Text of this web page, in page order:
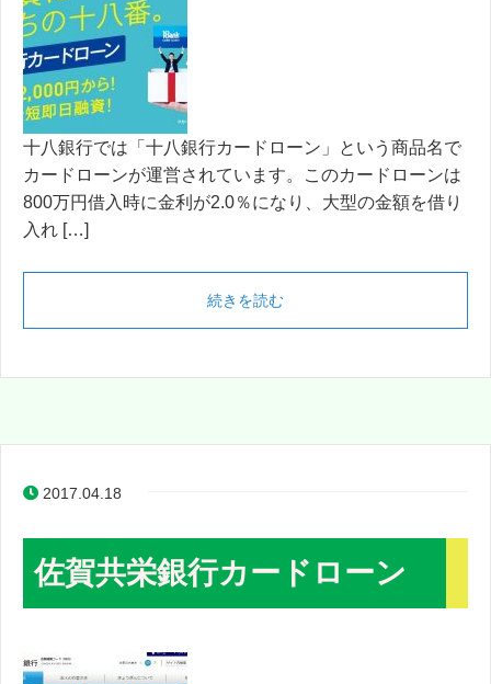
十八銀行では「十八銀行カードローン」という商品名で
カードローンが運営されています。このカードローンは
800万円借入時に金利が2.0％になり、大型の金額を借り
入れ […]
続きを読む
2017.04.18
佐賀共栄銀行カードローン